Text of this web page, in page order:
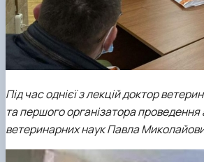
Під час однієї з лекцій доктор
та першого організатора проведення
ветеринарних наук Павла